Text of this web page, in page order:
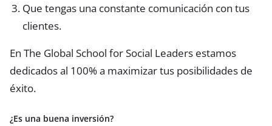
Que tengas una constante comunicación con tus
clientes.
En The Global School for Social Leaders estamos
dedicados al 100% a maximizar tus posibilidades de
éxito.
¿Es una buena inversión?